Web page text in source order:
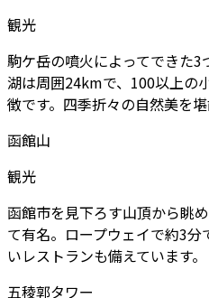
観光
駒ケ岳の噴火によってできた
湖は周囲24kmで、100以上の
徴です。四季折々の自然美を堪
函館山
観光
函館市を見下ろす山頂から眺
て有名。ロープウェイで約3
いレストランも備えています。
五稜郭タワー